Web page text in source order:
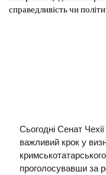
справедливість чи
Сьогодні Сенат
важливий крок у
проголосувавши за